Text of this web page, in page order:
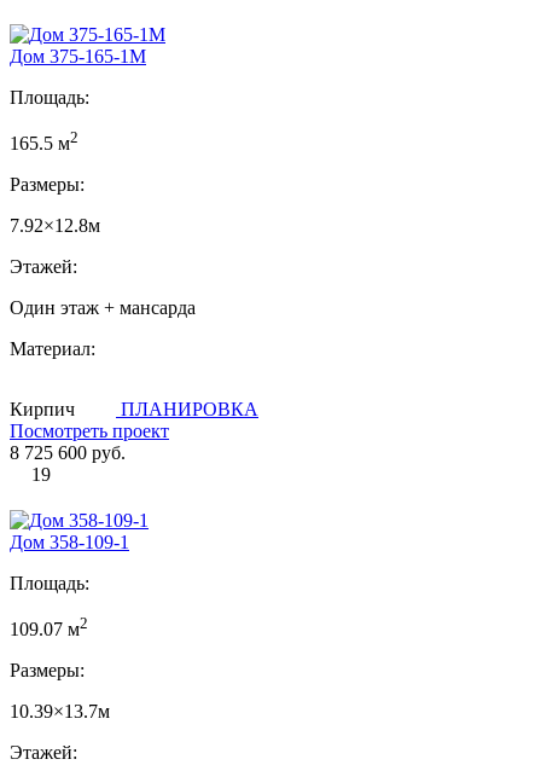
Дом 375-165-1М
Площадь:
165.5 м2
Размеры:
7.92×12.8м
Этажей:
Один этаж + мансарда
Материал:
Кирпич
ПЛАНИРОВКА
Посмотреть проект
8 725 600 руб.
19
Дом 358-109-1
Площадь:
109.07 м2
Размеры:
10.39×13.7м
Этажей: